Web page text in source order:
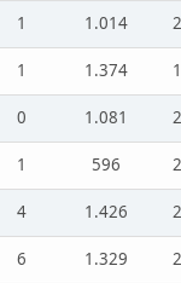
1 1.014
1 1.374
0 1.081
1 596
4 1.426
6 1.329